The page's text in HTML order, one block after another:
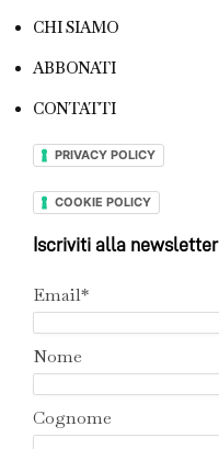
CHI SIAMO
ABBONATI
CONTATTI
PRIVACY POLICY
COOKIE POLICY
Iscriviti alla newsletter
Email*
Nome
Cognome